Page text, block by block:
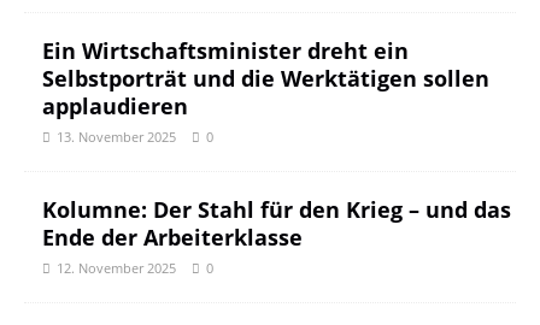
Ein Wirtschaftsminister dreht ein
Selbstporträt und die Werktätigen sollen
applaudieren
13. November 2025 0
Kolumne: Der Stahl für den Krieg – und das
Ende der Arbeiterklasse
12. November 2025 0